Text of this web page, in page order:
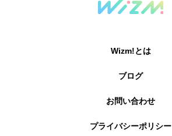
Wizm!とは
ブログ
お問い合わせ
プライバシーポリシー